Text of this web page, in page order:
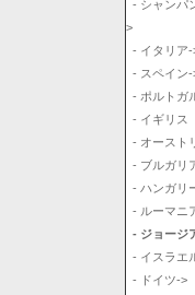
- シャンパ
>
- イタリア-
- スペイン-
- ポルトガ
- イギリス
- オースト
- ブルガリ
- ハンガリ
- ルーマニ
- ジョージ
- イスラエ
- ドイツ->